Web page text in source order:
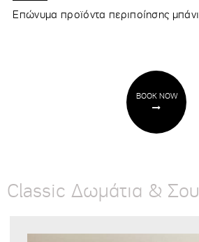
Επώνυμα προϊόντα περιποίησης
BOOK NOW
Classic Δωμάτια &